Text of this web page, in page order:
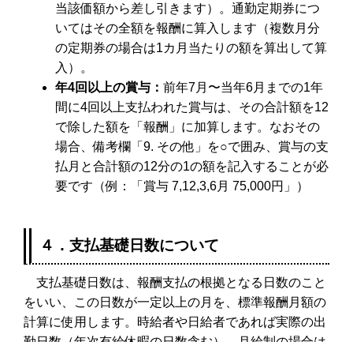
当該価額から差し引きます）。通勤定期券につ
いてはその全額を報酬に算入します（複数月分
の定期券の場合は1カ月当たりの額を算出して算
入）。
年4回以上の賞与： 前年7月〜当年6月までの1年
間に4回以上支払われた賞与は、その合計額を12
で除した額を「報酬」に加算します。なおその
場合、備考欄「9. その他」を○で囲み、賞与の支
払月と合計額の12分の1の額を記入することが必
要です（例：「賞与 7,12,3,6月 75,000円」）
４．支払基礎日数について
支払基礎日数は、報酬支払の根拠となる日数のこと
をいい、この日数が一定以上の月を、標準報酬月額の
計算に使用します。時給者や日給者であれば実際の出